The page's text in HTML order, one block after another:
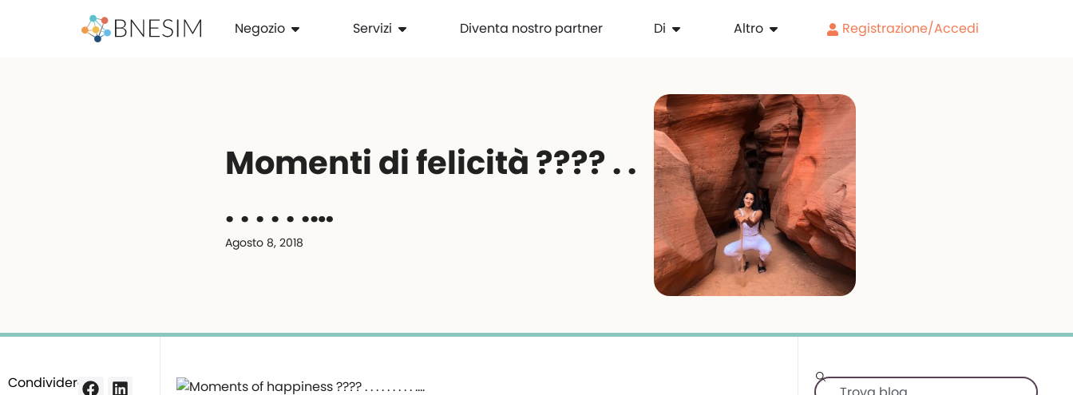
Negozio Servizi Diventa nostro partner Di Altro Registrazione/Accedi
Momenti di felicità ???? . .
. . . . . .…
Agosto 8, 2018
Condividere: